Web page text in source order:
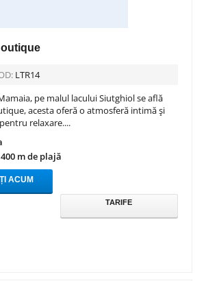
LTR14
pe malul lacului Siutghiol se află
acesta oferă o atmosferă intimă și
relaxare....
400 m de plajă
ACUM
TARIFE